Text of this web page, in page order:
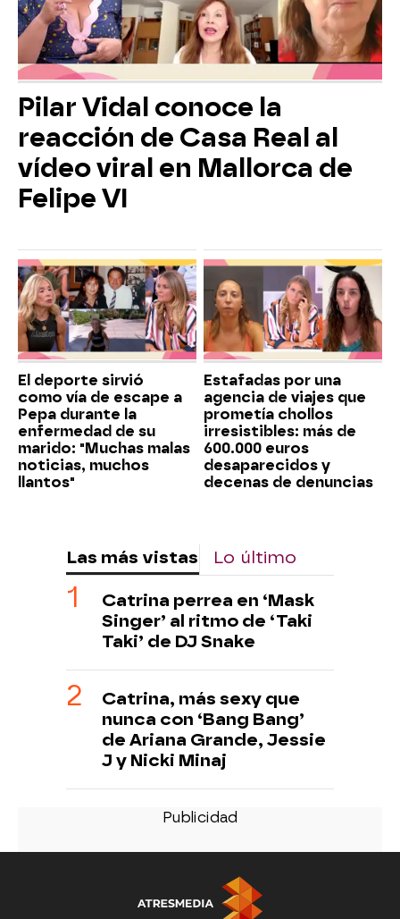
Pilar Vidal conoce la
reacción de Casa Real al
vídeo viral en Mallorca de
Felipe VI
El deporte sirvió
como vía de escape a
Pepa durante la
enfermedad de su
marido: "Muchas malas
noticias, muchos
llantos"
Estafadas por una
agencia de viajes que
prometía chollos
irresistibles: más de
600.000 euros
desaparecidos y
decenas de denuncias
Las más vistas Lo último
Catrina perrea en ‘Mask
Singer’ al ritmo de ‘Taki
Taki’ de DJ Snake
Catrina, más sexy que
nunca con ‘Bang Bang’
de Ariana Grande, Jessie
J y Nicki Minaj